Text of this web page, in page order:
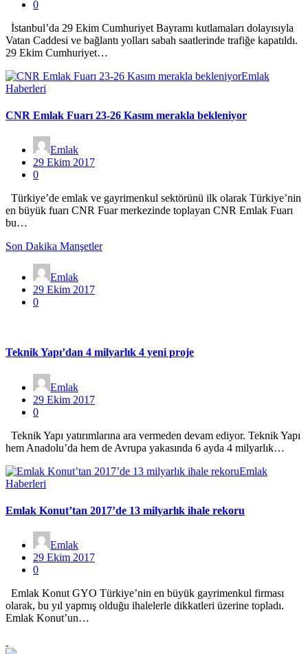
0
İstanbul’da 29 Ekim Cumhuriyet Bayramı kutlamaları dolayısıyla
Vatan Caddesi ve bağlantı yolları sabah saatlerinde trafiğe kapatıldı.
29 Ekim Cumhuriyet…
Emlak
Haberleri
CNR Emlak Fuarı 23-26 Kasım merakla bekleniyor
Emlak
29 Ekim 2017
0
Türkiye’de emlak ve gayrimenkul sektörünü ilk olarak Türkiye’nin
en büyük fuarı CNR Fuar merkezinde toplayan CNR Emlak Fuarı
bu…
Son Dakika Manşetler
Emlak
29 Ekim 2017
0
Teknik Yapı’dan 4 milyarlık 4 yeni proje
Emlak
29 Ekim 2017
0
Teknik Yapı yatırımlarına ara vermeden devam ediyor. Teknik Yapı
hem Anadolu’da hem de Avrupa yakasında 6 ayda 4 milyarlık…
Emlak
Haberleri
Emlak Konut’tan 2017’de 13 milyarlık ihale rekoru
Emlak
29 Ekim 2017
0
Emlak Konut GYO Türkiye’nin en büyük gayrimenkul firması
olarak, bu yıl yapmış olduğu ihalelerle dikkatleri üzerine topladı.
Emlak Konut’un…